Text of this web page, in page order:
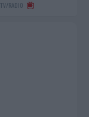
TV/RADIO